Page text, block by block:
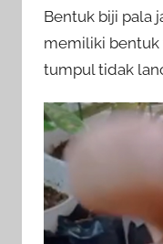
Bentuk biji pala
memiliki bentuk
tumpul tidak